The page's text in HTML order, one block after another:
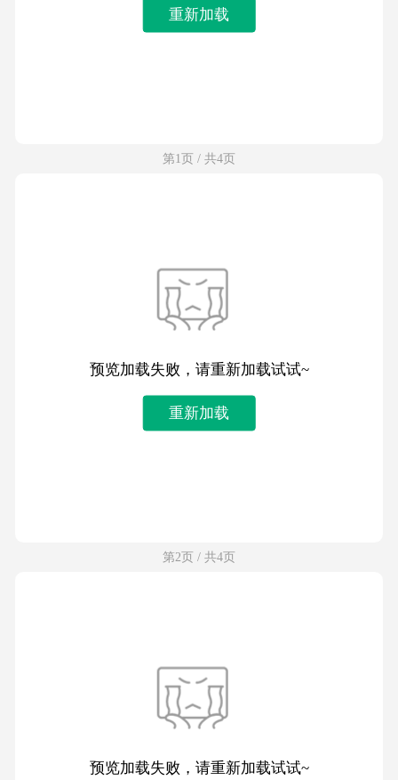
重新加载
第1页 / 共4页
预览加载失败，请重新加载试试~
重新加载
第2页 / 共4页
预览加载失败，请重新加载试试~